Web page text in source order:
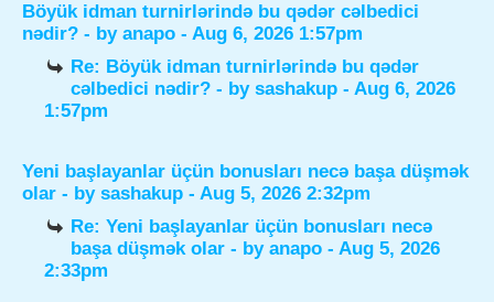
Böyük idman turnirlərində bu qədər cəlbedici
nədir? - by anapo - Aug 6, 2026 1:57pm
Re: Böyük idman turnirlərində bu qədər
cəlbedici nədir? - bysashakup - Aug 6, 2026
1:57pm
Yeni başlayanlar üçün bonusları necə başa düşmək
olar - by sashakup - Aug 5, 2026 2:32pm
Re: Yeni başlayanlar üçün bonusları necə
başa düşmək olar - byanapo - Aug 5, 2026
2:33pm